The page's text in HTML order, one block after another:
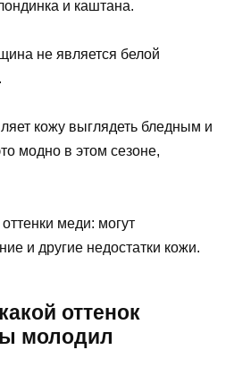
и каштана.
не является белой
кожу выглядеть бледным и
модно в этом сезоне,
меди: могут
и другие недостатки кожи.
оттенок
молодил